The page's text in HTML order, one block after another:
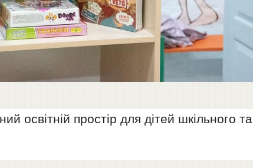
освітній простір для дітей шкільного та